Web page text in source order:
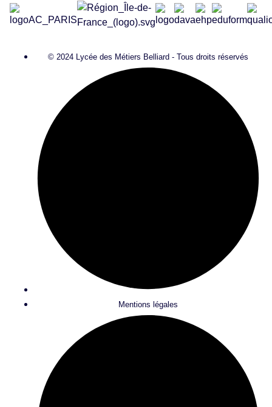
© 2024 Lycée des Métiers Belliard - Tous droits réservés
Mentions légales